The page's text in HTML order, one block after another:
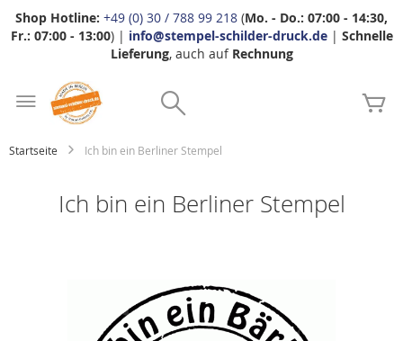
Shop Hotline: +49 (0) 30 / 788 99 218 (Mo. - Do.: 07:00 - 14:30,
Fr.: 07:00 - 13:00) | info@stempel-schilder-druck.de| Schnelle
Lieferung, auch auf Rechnung
Startseite Ich bin ein Berliner Stempel
Ich bin ein Berliner Stempel